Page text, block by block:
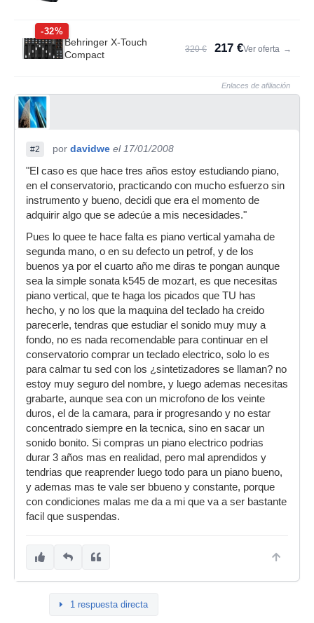
-32%
Behringer X-Touch
Compact
320 € 217 €Ver oferta →
Enlaces de afiliación
#2 por davidwe el 17/01/2008
"El caso es que hace tres años estoy estudiando piano,
en el conservatorio, practicando con mucho esfuerzo sin
instrumento y bueno, decidi que era el momento de
adquirir algo que se adecúe a mis necesidades."
Pues lo quee te hace falta es piano vertical yamaha de
segunda mano, o en su defecto un petrof, y de los
buenos ya por el cuarto año me diras te pongan aunque
sea la simple sonata k545 de mozart, es que necesitas
piano vertical, que te haga los picados que TU has
hecho, y no los que la maquina del teclado ha creido
parecerle, tendras que estudiar el sonido muy muy a
fondo, no es nada recomendable para continuar en el
conservatorio comprar un teclado electrico, solo lo es
para calmar tu sed con los ¿sintetizadores se llaman? no
estoy muy seguro del nombre, y luego ademas necesitas
grabarte, aunque sea con un microfono de los veinte
duros, el de la camara, para ir progresando y no estar
concentrado siempre en la tecnica, sino en sacar un
sonido bonito. Si compras un piano electrico podrias
durar 3 años mas en realidad, pero mal aprendidos y
tendrias que reaprender luego todo para un piano bueno,
y ademas mas te vale ser bbueno y constante, porque
con condiciones malas me da a mi que va a ser bastante
facil que suspendas.
1 respuesta directa